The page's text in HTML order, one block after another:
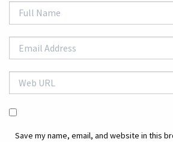
Save my name, email, and website in this